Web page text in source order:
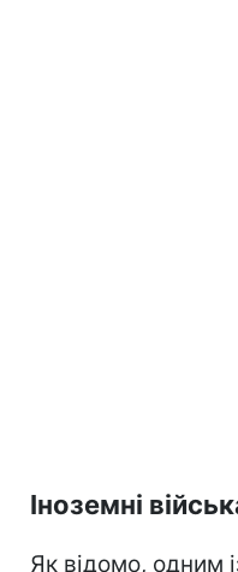
Іноземні
Як відомо, одним